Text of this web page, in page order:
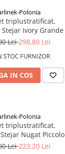
Polonia
triplustratificat,
Ivory Grande
Lei298,80 Lei
STOC FURNIZOR
IN COS
Polonia
triplustratificat,
Nugat Piccolo
Lei223,20 Lei